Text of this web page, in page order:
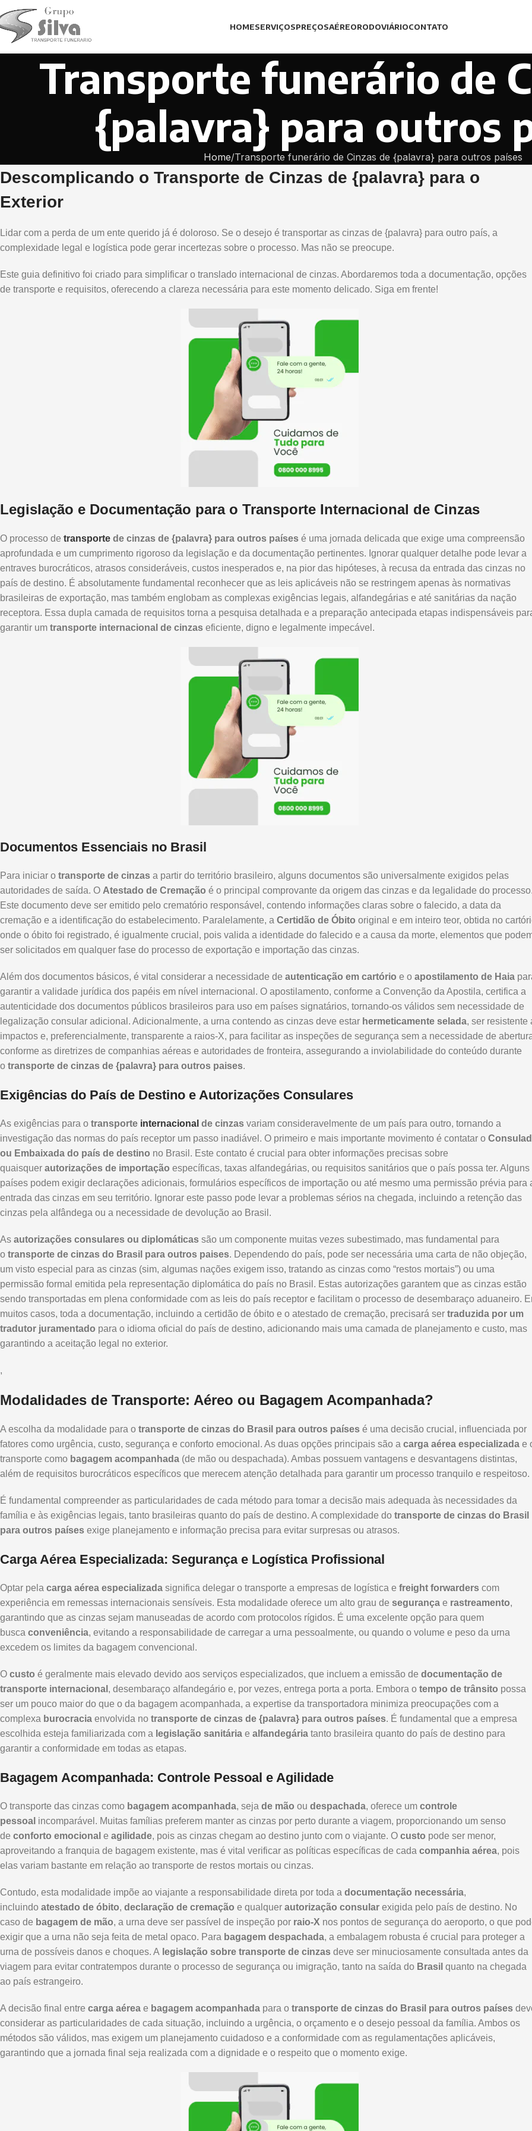
HOMESERVIÇOSPREÇOSAÉREORODOVIÁRIOCONTATO
Transporte funerário de
{palavra} para outros
Home Transporte funerário de Cinzas de {palavra} para outros países
Descomplicando o Transporte de Cinzas de {palavra} para o
Exterior
Lidar com a perda de um ente querido já é doloroso. Se o desejo é transportar as cinzas de {palavra} para outro país, a
complexidade legal e logística pode gerar incertezas sobre o processo. Mas não se preocupe.
Este guia definitivo foi criado para simplificar o translado internacional de cinzas. Abordaremos toda a documentação, opções
de transporte e requisitos, oferecendo a clareza necessária para este momento delicado. Siga em frente!
Legislação e Documentação para o Transporte Internacional de Cinzas
O processo de transporte de cinzas de {palavra} para outros países é uma jornada delicada que exige uma compreensão
aprofundada e um cumprimento rigoroso da legislação e da documentação pertinentes. Ignorar qualquer detalhe pode levar a
entraves burocráticos, atrasos consideráveis, custos inesperados e, na pior das hipóteses, à recusa da entrada das cinzas no
país de destino. É absolutamente fundamental reconhecer que as leis aplicáveis não se restringem apenas às normativas
brasileiras de exportação, mas também englobam as complexas exigências legais, alfandegárias e até sanitárias da nação
receptora. Essa dupla camada de requisitos torna a pesquisa detalhada e a preparação antecipada etapas indispensáveis
garantir um transporte internacional de cinzas eficiente, digno e legalmente impecável.
Documentos Essenciais no Brasil
Para iniciar o transporte de cinzas a partir do território brasileiro, alguns documentos são universalmente exigidos pelas
autoridades de saída. O Atestado de Cremação é o principal comprovante da origem das cinzas e da legalidade do
Este documento deve ser emitido pelo crematório responsável, contendo informações claras sobre o falecido, a data da
cremação e a identificação do estabelecimento. Paralelamente, a Certidão de Óbito original e em inteiro teor, obtida no
onde o óbito foi registrado, é igualmente crucial, pois valida a identidade do falecido e a causa da morte, elementos que
ser solicitados em qualquer fase do processo de exportação e importação das cinzas.
Além dos documentos básicos, é vital considerar a necessidade de autenticação em cartório e o apostilamento de Haia
garantir a validade jurídica dos papéis em nível internacional. O apostilamento, conforme a Convenção da Apostila, certifica a
autenticidade dos documentos públicos brasileiros para uso em países signatários, tornando-os válidos sem necessidade de
legalização consular adicional. Adicionalmente, a urna contendo as cinzas deve estar hermeticamente selada, ser resistente
impactos e, preferencialmente, transparente a raios-X, para facilitar as inspeções de segurança sem a necessidade de
conforme as diretrizes de companhias aéreas e autoridades de fronteira, assegurando a inviolabilidade do conteúdo durante
o transporte de cinzas de {palavra} para outros paises.
Exigências do País de Destino e Autorizações Consulares
As exigências para o transporte internacional de cinzas variam consideravelmente de um país para outro, tornando a
investigação das normas do país receptor um passo inadiável. O primeiro e mais importante movimento é contatar o
ou Embaixada do país de destino no Brasil. Este contato é crucial para obter informações precisas sobre
quaisquer autorizações de importação específicas, taxas alfandegárias, ou requisitos sanitários que o país possa ter. Alguns
países podem exigir declarações adicionais, formulários específicos de importação ou até mesmo uma permissão prévia para
entrada das cinzas em seu território. Ignorar este passo pode levar a problemas sérios na chegada, incluindo a retenção das
cinzas pela alfândega ou a necessidade de devolução ao Brasil.
As autorizações consulares ou diplomáticas são um componente muitas vezes subestimado, mas fundamental para
o transporte de cinzas do Brasil para outros paises. Dependendo do país, pode ser necessária uma carta de não objeção,
um visto especial para as cinzas (sim, algumas nações exigem isso, tratando as cinzas como “restos mortais”) ou uma
permissão formal emitida pela representação diplomática do país no Brasil. Estas autorizações garantem que as cinzas estão
sendo transportadas em plena conformidade com as leis do país receptor e facilitam o processo de desembaraço aduaneiro.
muitos casos, toda a documentação, incluindo a certidão de óbito e o atestado de cremação, precisará ser traduzida por um
tradutor juramentado para o idioma oficial do país de destino, adicionando mais uma camada de planejamento e custo, mas
garantindo a aceitação legal no exterior.
,
Modalidades de Transporte: Aéreo ou Bagagem Acompanhada?
A escolha da modalidade para o transporte de cinzas do Brasil para outros países é uma decisão crucial, influenciada por
fatores como urgência, custo, segurança e conforto emocional. As duas opções principais são a carga aérea especializada e
transporte como bagagem acompanhada (de mão ou despachada). Ambas possuem vantagens e desvantagens distintas,
além de requisitos burocráticos específicos que merecem atenção detalhada para garantir um processo tranquilo e respeitoso.
É fundamental compreender as particularidades de cada método para tomar a decisão mais adequada às necessidades da
família e às exigências legais, tanto brasileiras quanto do país de destino. A complexidade do transporte de cinzas do Brasil
para outros países exige planejamento e informação precisa para evitar surpresas ou atrasos.
Carga Aérea Especializada: Segurança e Logística Profissional
Optar pela carga aérea especializada significa delegar o transporte a empresas de logística e freight forwarders com
experiência em remessas internacionais sensíveis. Esta modalidade oferece um alto grau de segurança e rastreamento,
garantindo que as cinzas sejam manuseadas de acordo com protocolos rígidos. É uma excelente opção para quem
busca conveniência, evitando a responsabilidade de carregar a urna pessoalmente, ou quando o volume e peso da urna
excedem os limites da bagagem convencional.
O custo é geralmente mais elevado devido aos serviços especializados, que incluem a emissão de documentação de
transporte internacional , desembaraço alfandegário e, por vezes, entrega porta a porta. Embora o tempo de trânsito possa
ser um pouco maior do que o da bagagem acompanhada, a expertise da transportadora minimiza preocupações com a
complexa burocracia envolvida no transporte de cinzas de {palavra} para outros países. É fundamental que a empresa
escolhida esteja familiarizada com a legislação sanitária e alfandegária tanto brasileira quanto do país de destino para
garantir a conformidade em todas as etapas.
Bagagem Acompanhada: Controle Pessoal e Agilidade
O transporte das cinzas como bagagem acompanhada, seja de mão ou despachada, oferece um controle
pessoal incomparável. Muitas famílias preferem manter as cinzas por perto durante a viagem, proporcionando um senso
de conforto emocional e agilidade, pois as cinzas chegam ao destino junto com o viajante. O custo pode ser menor,
aproveitando a franquia de bagagem existente, mas é vital verificar as políticas específicas de cada companhia aérea, pois
elas variam bastante em relação ao transporte de restos mortais ou cinzas.
Contudo, esta modalidade impõe ao viajante a responsabilidade direta por toda a documentação necessária,
incluindo atestado de óbito, declaração de cremação e qualquer autorização consular exigida pelo país de destino. No
caso de bagagem de mão, a urna deve ser passível de inspeção por raio-X nos pontos de segurança do aeroporto, o que
exigir que a urna não seja feita de metal opaco. Para bagagem despachada, a embalagem robusta é crucial para proteger a
urna de possíveis danos e choques. A legislação sobre transporte de cinzas deve ser minuciosamente consultada antes da
viagem para evitar contratempos durante o processo de segurança ou imigração, tanto na saída do Brasil quanto na chegada
ao país estrangeiro.
A decisão final entre carga aérea e bagagem acompanhada para o transporte de cinzas do Brasil para outros países
considerar as particularidades de cada situação, incluindo a urgência, o orçamento e o desejo pessoal da família. Ambos os
métodos são válidos, mas exigem um planejamento cuidadoso e a conformidade com as regulamentações aplicáveis,
garantindo que a jornada final seja realizada com a dignidade e o respeito que o momento exige.